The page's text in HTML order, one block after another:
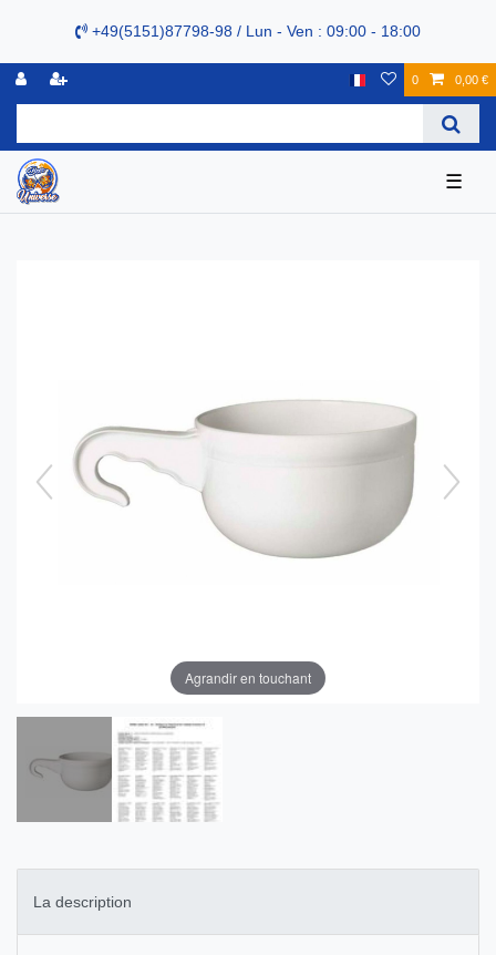
+49(5151)87798-98 / Lun - Ven : 09:00 - 18:00
0 0,00 €
☰
Agrandir en touchant
La description